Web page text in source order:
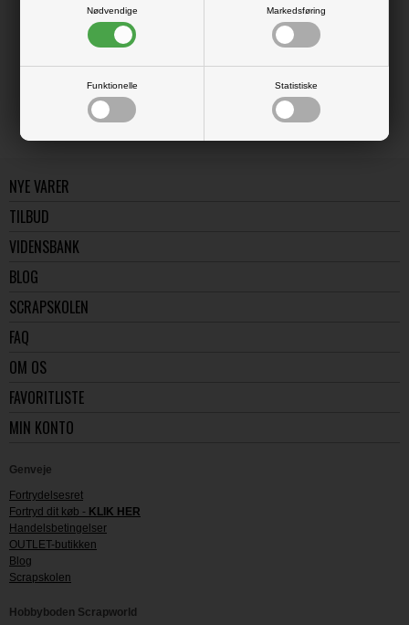
Nødvendige Markedsføring
Funktionelle Statistiske
LÆS OG BLIV INSPIRERET
NYE VARER
TILBUD
VIDENSBANK
BLOG
SCRAPSKOLEN
FAQ
OM OS
FAVORITLISTE
MIN KONTO
Genveje
Fortrydelsesret
Fortryd dit køb - KLIK HER
Handelsbetingelser
OUTLET-butikken
Blog
Scrapskolen
Hobbyboden Scrapworld